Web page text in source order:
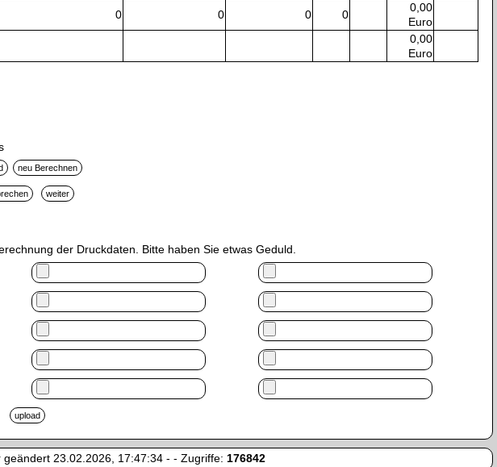
0 0 0 0
0,00
Euro
0,00
Euro
der Druckdaten. Bitte haben Sie etwas Geduld.
23.02.2026, 17:47:34 - - Zugriffe: 176842